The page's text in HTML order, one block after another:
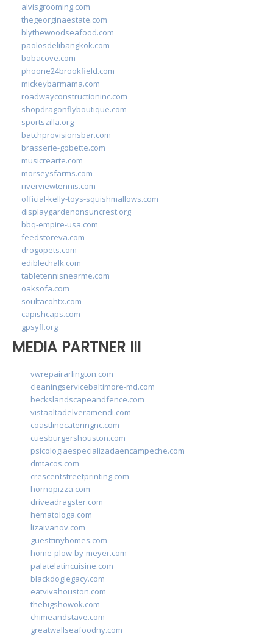
alvisgrooming.com
thegeorginaestate.com
blythewoodseafood.com
paolosdelibangkok.com
bobacove.com
phoone24brookfield.com
mickeybarmama.com
roadwayconstructioninc.com
shopdragonflyboutique.com
sportszilla.org
batchprovisionsbar.com
brasserie-gobette.com
musicrearte.com
morseysfarms.com
riverviewtennis.com
official-kelly-toys-squishmallows.com
displaygardenonsuncrest.org
bbq-empire-usa.com
feedstoreva.com
drogopets.com
ediblechalk.com
tabletennisnearme.com
oaksofa.com
soultacohtx.com
capishcaps.com
gpsyfl.org
MEDIA PARTNER III
vwrepairarlington.com
cleaningservicebaltimore-md.com
beckslandscapeandfence.com
vistaaltadelveramendi.com
coastlinecateringnc.com
cuesburgershouston.com
psicologiaespecializadaencampeche.com
dmtacos.com
crescentstreetprinting.com
hornopizza.com
driveadragster.com
hematologa.com
lizaivanov.com
guesttinyhomes.com
home-plow-by-meyer.com
palatelatincuisine.com
blackdoglegacy.com
eatvivahouston.com
thebigshowok.com
chimeandstave.com
greatwallseafoodny.com